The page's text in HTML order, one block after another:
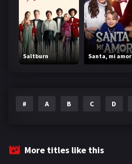
Saltburn Santa, mi amor
# A B C D
More titles like this